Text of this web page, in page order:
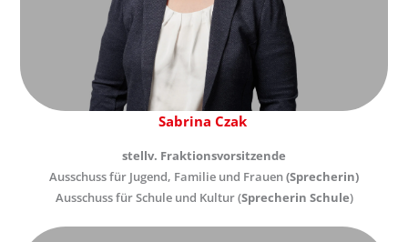
Sabrina Czak
stellv. Fraktionsvorsitzende
Ausschuss für Jugend, Familie und Frauen(Sprecherin)
Ausschuss für Schule und Kultur (Sprecherin Schule)